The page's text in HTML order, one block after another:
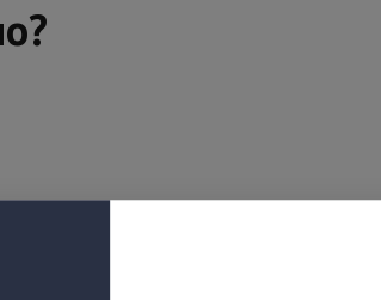
премьеру нового фильма из цикла